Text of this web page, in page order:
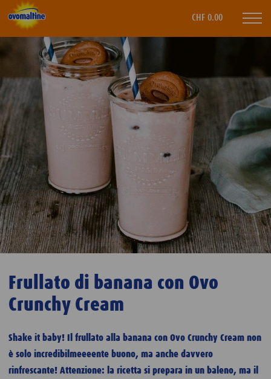
CHF 0.00
Frullato di banana con Ovo
Crunchy Cream
Shake it baby! Il frullato alla banana con Ovo Crunchy Cream non
è solo incredibilmeeeente buono, ma anche davvero
rinfrescante! Attenzione: la ricetta si prepara in un baleno, ma il